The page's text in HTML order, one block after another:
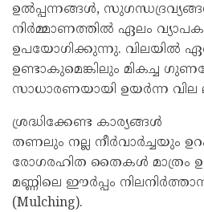
ഉൽപ്പന്നങ്ങൾ,
നിർമ്മാണത്തിൽ ഏലം
ഉപയോഗിക്കുന്നു. വിലയിൽ
ഉണ്ടാകുമെങ്കിലും മികച്ച
സാധാരണയായി ഉയർന്ന വില
ശ്രദ്ധിക്കേണ്ട കാര്യങ്ങൾ
തണലും നല്ല നീർവാർച്ചയും
രോഗരഹിത തൈകൾ മാത്രം
മണ്ണിലെ ഈർപ്പം
(Mulching).